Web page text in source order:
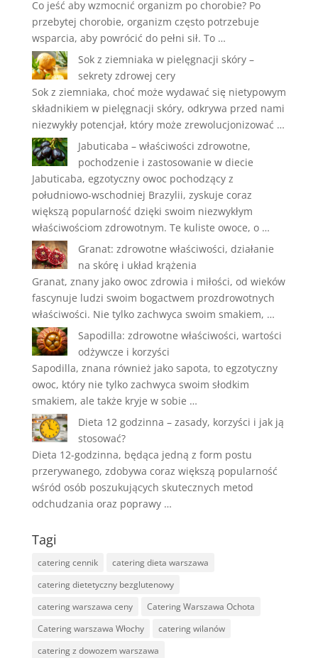
Co jeść aby wzmocnić organizm po chorobie? Po
przebytej chorobie, organizm często potrzebuje
wsparcia, aby powrócić do pełni sił. To …
Sok z ziemniaka w pielęgnacji skóry –
sekrety zdrowej cery
Sok z ziemniaka, choć może wydawać się nietypowym
składnikiem w pielęgnacji skóry, odkrywa przed nami
niezwykły potencjał, który może zrewolucjonizować …
Jabuticaba – właściwości zdrowotne,
pochodzenie i zastosowanie w diecie
Jabuticaba, egzotyczny owoc pochodzący z
południowo-wschodniej Brazylii, zyskuje coraz
większą popularność dzięki swoim niezwykłym
właściwościom zdrowotnym. Te kuliste owoce, o …
Granat: zdrowotne właściwości, działanie
na skórę i układ krążenia
Granat, znany jako owoc zdrowia i miłości, od wieków
fascynuje ludzi swoim bogactwem prozdrowotnych
właściwości. Nie tylko zachwyca swoim smakiem, …
Sapodilla: zdrowotne właściwości, wartości
odżywcze i korzyści
Sapodilla, znana również jako sapota, to egzotyczny
owoc, który nie tylko zachwyca swoim słodkim
smakiem, ale także kryje w sobie …
Dieta 12 godzinna – zasady, korzyści i jak ją
stosować?
Dieta 12-godzinna, będąca jedną z form postu
przerywanego, zdobywa coraz większą popularność
wśród osób poszukujących skutecznych metod
odchudzania oraz poprawy …
Tagi
catering cennik
catering dieta warszawa
catering dietetyczny bezglutenowy
catering warszawa ceny
Catering Warszawa Ochota
Catering warszawa Włochy
catering wilanów
catering z dowozem warszawa